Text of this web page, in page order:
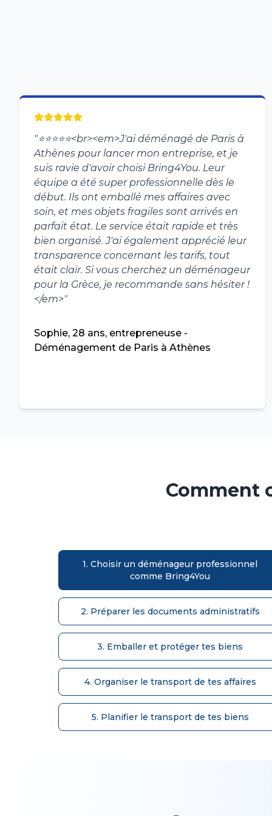
"⭐️⭐️⭐️⭐️⭐️<br><em>J'ai déménagé de Paris à
Athènes pour lancer mon entreprise, et je
suis ravie d'avoir choisi Bring4You. Leur
équipe a été super professionnelle dès le
début. Ils ont emballé mes affaires avec
soin, et mes objets fragiles sont arrivés en
parfait état. Le service était rapide et très
bien organisé. J'ai également apprécié leur
transparence concernant les tarifs, tout
était clair. Si vous cherchez un déménageur
pour la Grèce, je recommande sans hésiter !
</em>"
Sophie, 28 ans, entrepreneuse -
Déménagement de Paris à Athènes
Comment
1. Choisir un déménageur professionnel
comme Bring4You
2. Préparer les documents administratifs
3. Emballer et protéger tes biens
4. Organiser le transport de tes affaires
5. Planifier le transport de tes biens